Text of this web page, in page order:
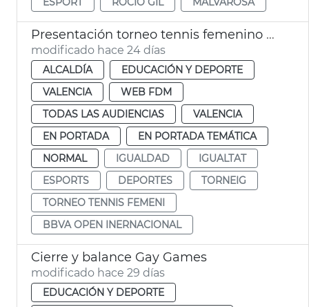
Presentación torneo tennis femenino BBVA Open Internacional
modificado hace 24 días
ALCALDÍA
EDUCACIÓN Y DEPORTE
VALENCIA
WEB FDM
TODAS LAS AUDIENCIAS
VALENCIA
EN PORTADA
EN PORTADA TEMÁTICA
NORMAL
IGUALDAD
IGUALTAT
ESPORTS
DEPORTES
TORNEIG
TORNEO TENNIS FEMENI
BBVA OPEN INERNACIONAL
Cierre y balance Gay Games
modificado hace 29 días
EDUCACIÓN Y DEPORTE